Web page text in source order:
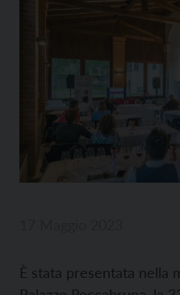
È stata presentata nella